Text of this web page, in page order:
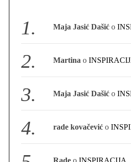
Maja Jasić Dašić o
Martina o
Maja Jasić Dašić o
rade kovačević o
r
f
: